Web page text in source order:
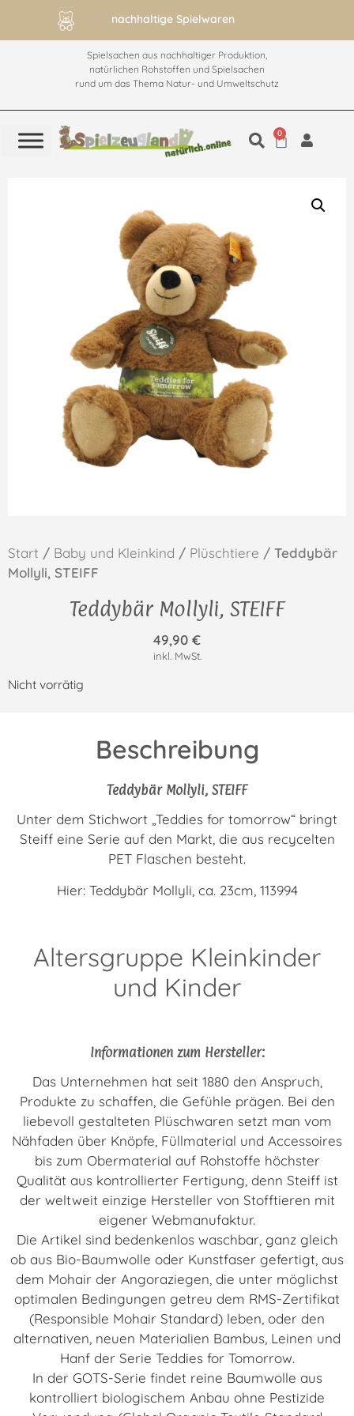
nachhaltige Spielwaren
Spielsachen aus nachhaltiger Produktion,
natürlichen Rohstoffen und Spielsachen
rund um das Thema Natur- und Umweltschutz
0
Start / Baby und Kleinkind / Plüschtiere / Teddybär
Mollyli, STEIFF
Teddybär Mollyli, STEIFF
49,90 €
inkl. MwSt.
Nicht vorrätig
Beschreibung
Teddybär Mollyli, STEIFF
Unter dem Stichwort „Teddies for tomorrow“ bringt
Steiff eine Serie auf den Markt, die aus recycelten
PET Flaschen besteht.
Hier: Teddybär Mollyli, ca. 23cm, 113994
Altersgruppe Kleinkinder
und Kinder
Informationen zum Hersteller:
Das Unternehmen hat seit 1880 den Anspruch,
Produkte zu schaffen, die Gefühle prägen. Bei den
liebevoll gestalteten Plüschwaren setzt man vom
Nähfaden über Knöpfe, Füllmaterial und Accessoires
bis zum Obermaterial auf Rohstoffe höchster
Qualität aus kontrollierter Fertigung, denn Steiff ist
der weltweit einzige Hersteller von Stofftieren mit
eigener Webmanufaktur.
Die Artikel sind bedenkenlos waschbar, ganz gleich
ob aus Bio-Baumwolle oder Kunstfaser gefertigt, aus
dem Mohair der Angoraziegen, die unter möglichst
optimalen Bedingungen getreu dem RMS-Zertifikat
(Responsible Mohair Standard) leben, oder den
alternativen, neuen Materialien Bambus, Leinen und
Hanf der Serie Teddies for Tomorrow.
In der GOTS-Serie findet reine Baumwolle aus
kontrolliert biologischem Anbau ohne Pestizide